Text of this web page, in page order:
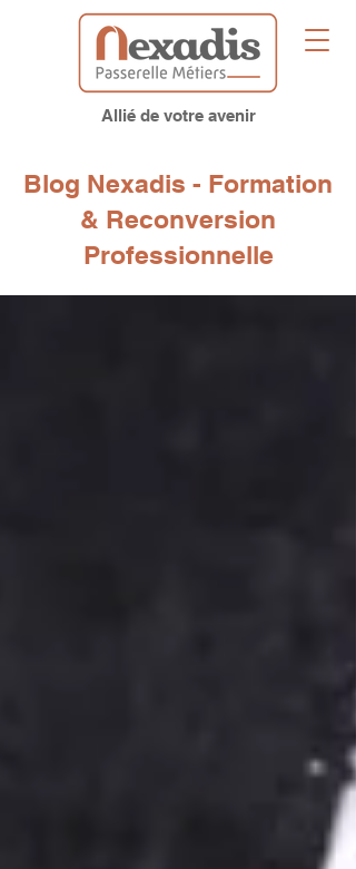
Allié de votre avenir
Blog Nexadis - Formation
& Reconversion
Professionnelle